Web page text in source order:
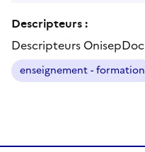
Descripteurs :
Descripteurs OnisepDoc
enseignement - formation